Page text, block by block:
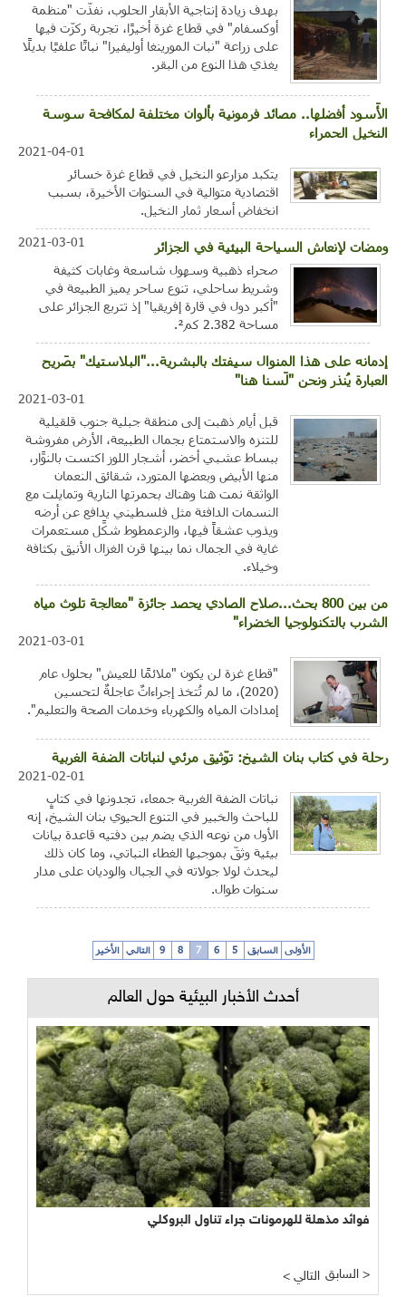
بهدف زيادة إنتاجية الأبقار الحلوب، نفذّت "منظمة
أوكسفام" في قطاع غزة أخيرًا، تجربة ركزّت فيها
على زراعة "نبات المورينغا أوليفيرا" نباتًا علفيًا بديلًا
يغذي هذا النوع من البقر.
الأَسود أفضلها.. مصائد فرمونية بألوان مختلفة لمكافحة سوسة
النخيل الحمراء
2021-04-01
يتكبد مزارعو النخيل في قطاع غزة خسائر
اقتصادية متوالية في السنوات الأخيرة، بسبب
انخفاض أسعار ثمار النخيل.
ومضات لإنعاش السياحة البيئية في الجزائر
2021-03-01
صحراء ذهبية وسهول شاسعة وغابات كثيفة
وشريط ساحلي، تنوع ساحر يميز الطبيعة في
"أكبر دول في قارة إفريقيا" إذ تتربع الجزائر على
مساحة 2.382 كم².
إدمانه على هذا المنوال سيفتك بالبشرية..."البلاستيك" بصَريح
العبارة يُنذر ونحن "لَسنا هنا"
2021-03-01
قبل أيام ذهبت إلى منطقة جبلية جنوب قلقيلية
للتنزه والاستمتاع بجمال الطبيعة، الأرض مفروشة
ببساط عشبي أخضر، أشجار اللوز اكتست بالنوَّار،
منها الأبيض وبعضها المتورد، شقائق النعمان
الواثقة نمت هنا وهناك بحمرتها النارية وتمايلت مع
النسمات الدافئة مثل فلسطيني يدافع عن أرضه
ويذوب عشقاً فيها، والزعمطوط شكَّل مستعمرات
غاية في الجمال نما بينها قرن الغزال الأنيق بكثافة
وخيلاء.
من بين 800 بحث...صلاح الصادي يحصد جائزة "معالجة تلوث مياه
الشرب بالتكنولوجيا الخضراء"
2021-03-01
"قطاع غزة لن يكون "ملائمًا للعيش" بحلول عام
(2020)، ما لم تُتخذ إجراءاتٌ عاجلةٌ لتحسين
إمدادات المياه والكهرباء وخدمات الصحة والتعليم".
رحلة في كتاب بنان الشيخ: توّثيق مرئي لنباتات الضفة الغربية
2021-02-01
نباتات الضفة الغربية جمعاء، تجدونها في كتابٍ
للباحث والخبير في التنوع الحيوي بنان الشيخ، إنه
الأول من نوعه الذي يضم بين دفتيه قاعدة بيانات
بيئية وثقّ بموجبها الغطاء النباتي، وما كان ذلك
ليحدث لولا جولاته في الجبال والوديان على مدار
سنوات طوال.
الأولى السابق 5
6
7
8
9 التالي الأخير
أحدث الأخبار البيئية حول العالم
فوائد مذهلة للهرمونات جراء تناول البروكلي
< التالي السابق >